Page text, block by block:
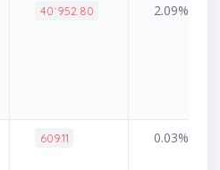
40˙952.80 2.09%
609.11 0.03%